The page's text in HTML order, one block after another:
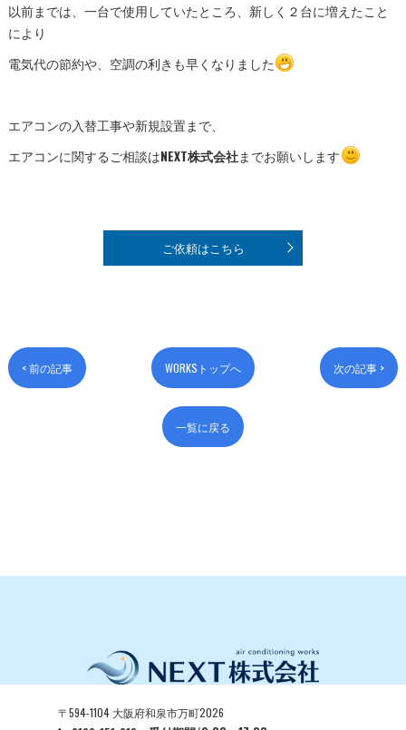
以前までは、一台で使用していたところ、新しく２台に増えたこと
により
電気代の節約や、空調の利きも早くなりました
エアコンの入替工事や新規設置まで、
エアコンに関するご相談はNEXT株式会社までお願いします
ご依頼はこちら
< 前の記事 WORKSトップへ 次の記事 >
一覧に戻る
〒594-1104 大阪府和泉市万町2026